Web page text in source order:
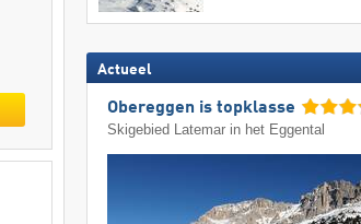
Actueel
Obereggen is topklasse
Skigebied Latemar in het Eggental